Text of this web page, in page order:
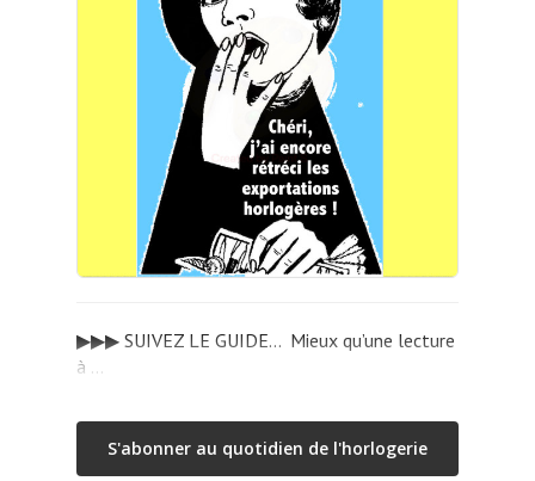
▶▶▶ SUIVEZ LE GUIDE… Mieux qu’une lecture
à …
S'abonner au quotidien de l'horlogerie